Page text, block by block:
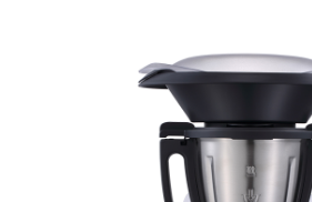
подогрева
корпус из
нержавеющей
домашний
аппарат для